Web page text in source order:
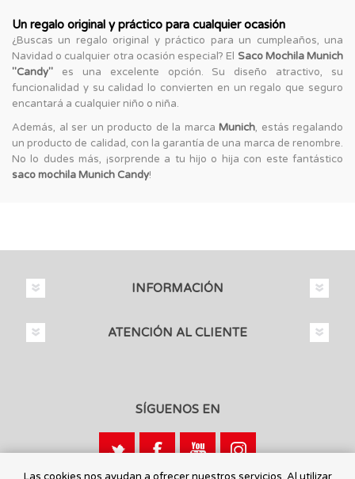
Un regalo original y práctico para cualquier ocasión
¿Buscas un regalo original y práctico para un cumpleaños, una
Navidad o cualquier otra ocasión especial? El Saco Mochila Munich
"Candy" es una excelente opción. Su diseño atractivo, su
funcionalidad y su calidad lo convierten en un regalo que seguro
encantará a cualquier niño o niña.
Además, al ser un producto de la marca Munich, estás regalando
un producto de calidad, con la garantía de una marca de renombre.
No lo dudes más, ¡sorprende a tu hijo o hija con este fantástico
saco mochila Munich Candy!
INFORMACIÓN
ATENCIÓN AL CLIENTE
SÍGUENOS EN